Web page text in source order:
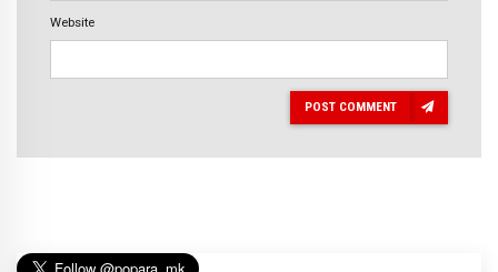
Website
POST COMMENT